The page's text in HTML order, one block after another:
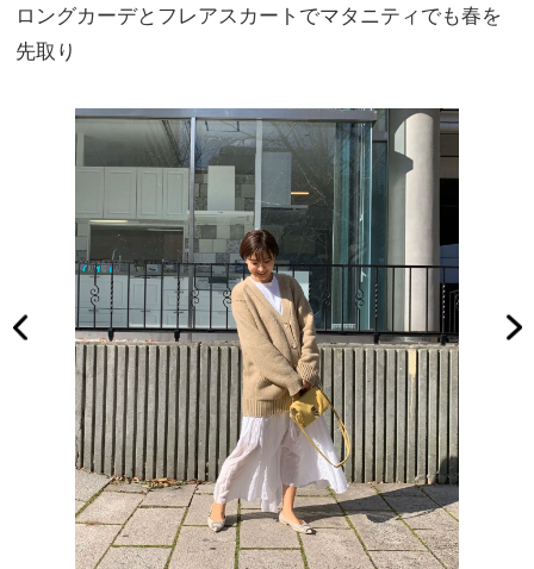
ロングカーデとフレアスカートでマタニティでも春を
先取り